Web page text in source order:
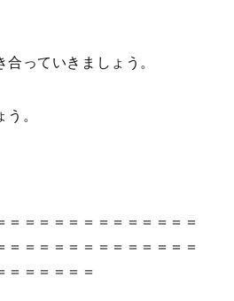
合っていきましょう。
。
＝＝＝＝＝＝＝＝＝＝＝＝＝
＝＝＝＝＝＝＝＝＝＝＝＝＝
＝＝＝＝＝＝